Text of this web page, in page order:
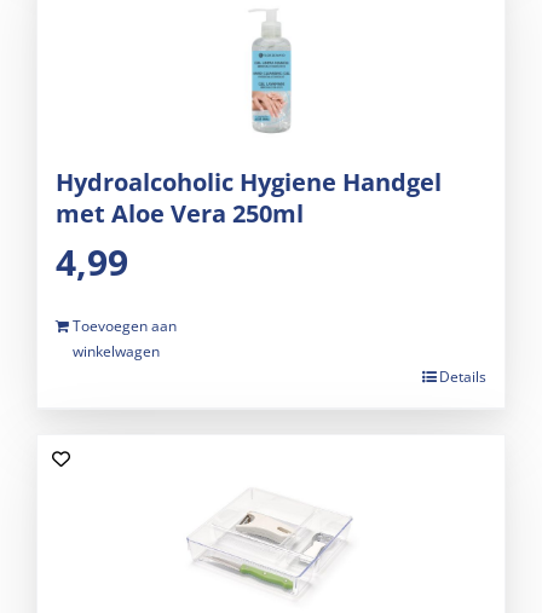
Hydroalcoholic Hygiene Handgel
met Aloe Vera 250ml
4,99
Toevoegen aan
winkelwagen
Details